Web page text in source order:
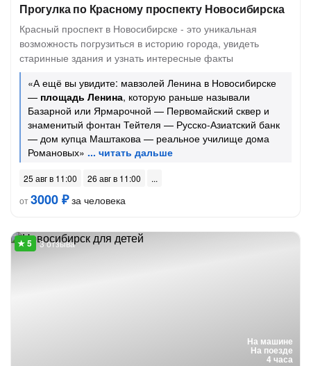
Прогулка по Красному проспекту Новосибирска
Красный проспект в Новосибирске - это уникальная
возможность погрузиться в историю города, увидеть
старинные здания и узнать интересные факты
«А ещё вы увидите: мавзолей Ленина в Новосибирске
— площадь Ленина, которую раньше называли
Базарной или Ярмарочной — Первомайский сквер и
знаменитый фонтан Тейтеля — Русско-Азиатский банк
— дом купца Маштакова — реальное училище дома
Романовых»
25 авг в 11:00
26 авг в 11:00
от3000 ₽за человека
На машине
На поезде
4 часа
3 отзыва